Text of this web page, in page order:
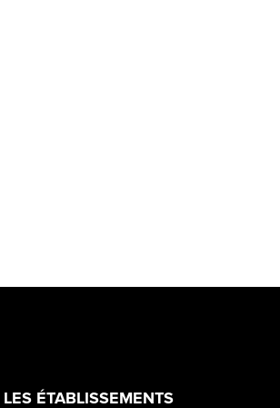
LES ÉTABLISSEMENTS